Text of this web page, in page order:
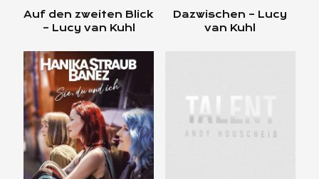
Auf den zweiten Blick
– Lucy van Kuhl
Dazwischen – Lucy
van Kuhl